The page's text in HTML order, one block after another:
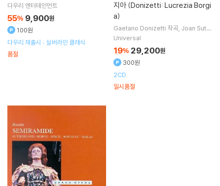
다우리 엔터테인먼트
55% 9,900원
100원
다우리 재출시 ; 실버라인 클래식
품절
지아 (Donizetti: Lucrezia Borgi
a)
Gaetano Donizetti 작곡 Joan Suth
erland Giacomo Aragall
Universal
19% 29,200원
300원
2CD
일시품절